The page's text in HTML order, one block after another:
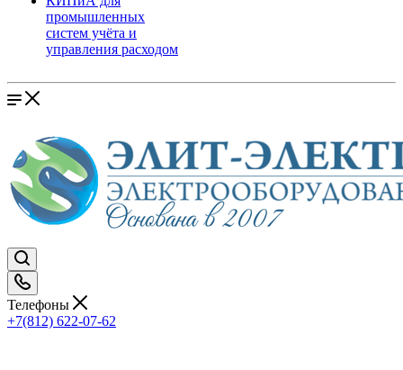
промышленных
систем учёта и
управления расходом
Телефоны
+7(812) 622-07-62